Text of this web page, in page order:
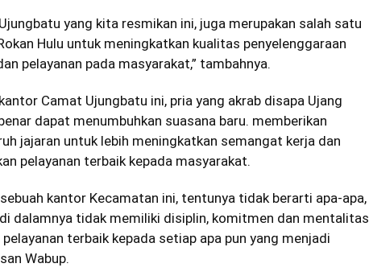
yang kita resmikan ini, juga merupakan salah satu
Hulu untuk meningkatkan kualitas penyelenggaraan
pelayanan pada masyarakat,” tambahnya.
Camat Ujungbatu ini, pria yang akrab disapa Ujang
dapat menumbuhkan suasana baru. memberikan
jajaran untuk lebih meningkatkan semangat kerja dan
pelayanan terbaik kepada masyarakat.
kantor Kecamatan ini, tentunya tidak berarti apa-apa,
dalamnya tidak memiliki disiplin, komitmen dan mentalitas
terbaik kepada setiap apa pun yang menjadi
Wabup.